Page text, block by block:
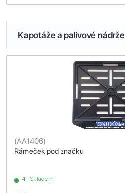
Kapotáže a palivové nádrže
Rámeček pod značku
(AA1406)
4+ Skladem